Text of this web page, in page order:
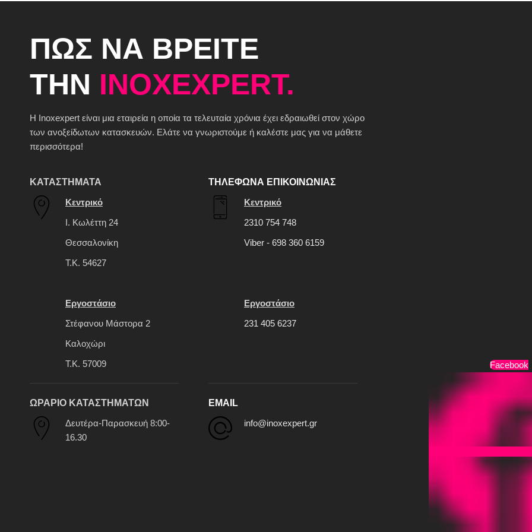
ΠΩΣ ΝΑ ΒΡΕΙΤΕ
ΤΗΝ INOXEXPERT.
H Inoxexpert είναι μια εταιρεία η οποία τα τελευταία χρόνια έχει εδραιωθεί στον χώρο
των ανοξείδωτων κατασκευών. Ελάτε να γνωριστούμε ή καλέστε μας για να μάθετε
περισσότερα!
ΚΑΤΑΣΤΗΜΑΤΑ
Κεντρικό
Ι. Κωλέττη 24
Θεσσαλονίκη
Τ.Κ. 54627
Εργοστάσιο
Στέφανου Μάστορα 2
Καλοχώρι
Τ.Κ. 57009
ΩΡΑΡΙΟ ΚΑΤΑΣΤΗΜΑΤΩΝ
Δευτέρα-Παρασκευή 8:00-
16.30
ΤΗΛΕΦΩΝΑ ΕΠΙΚΟΙΝΩΝΙΑΣ
Κεντρικό
2310 754 748
Viber - 698 360 6159
Εργοστάσιο
231 405 6237
EMAIL
info@inoxexpert.gr
Facebook